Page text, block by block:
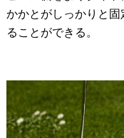
かかとがしっかりと
ることができる。